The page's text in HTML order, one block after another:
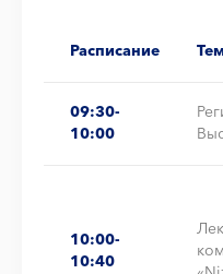
Расписание
09:30-
10:00
10:00-
10:40